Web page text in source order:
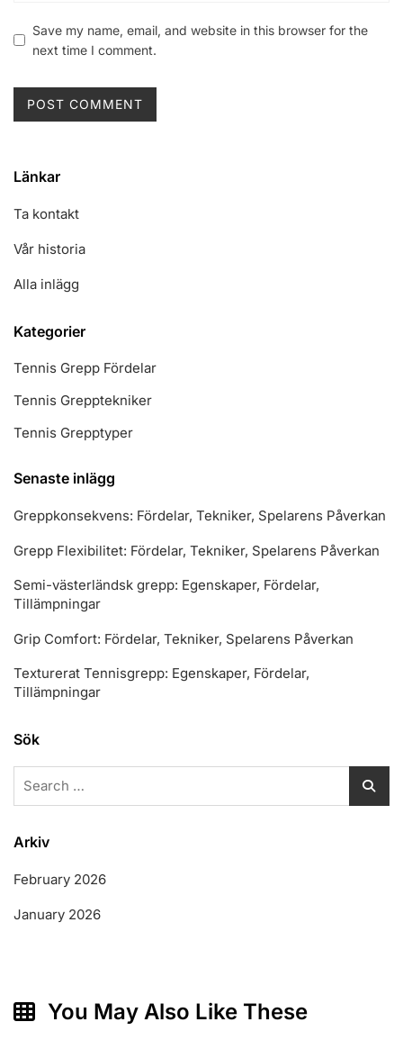
Save my name, email, and website in this browser for the
next time I comment.
Länkar
Ta kontakt
Vår historia
Alla inlägg
Kategorier
Tennis Grepp Fördelar
Tennis Grepptekniker
Tennis Grepptyper
Senaste inlägg
Greppkonsekvens: Fördelar, Tekniker, Spelarens Påverkan
Grepp Flexibilitet: Fördelar, Tekniker, Spelarens Påverkan
Semi-västerländsk grepp: Egenskaper, Fördelar,
Tillämpningar
Grip Comfort: Fördelar, Tekniker, Spelarens Påverkan
Texturerat Tennisgrepp: Egenskaper, Fördelar,
Tillämpningar
Sök
Arkiv
February 2026
January 2026
You May Also Like These